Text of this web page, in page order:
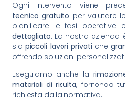
Ogni intervento viene
tecnico gratuito per valutare
pianificare le fasi operative
dettagliato. La nostra azienda
siapiccoli lavori privati che
offrendo soluzioni
Eseguiamo anche la
materiali di risulta, fornendo
richiesta dalla normativa.